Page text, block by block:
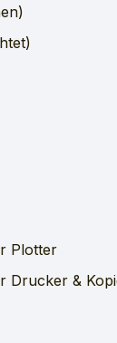
Plotter
Drucker &